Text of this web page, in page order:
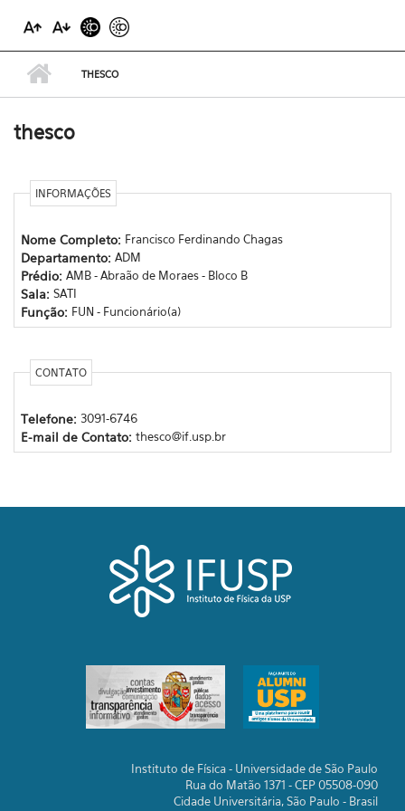
THESCO
thesco
INFORMAÇÕES
Nome Completo: Francisco Ferdinando Chagas
Departamento: ADM
Prédio: AMB - Abraão de Moraes - Bloco B
Sala: SATI
Função: FUN - Funcionário(a)
CONTATO
Telefone: 3091-6746
E-mail de Contato: thesco@if.usp.br
Instituto de Física - Universidade de São Paulo
Rua do Matão 1371 - CEP 05508-090
Cidade Universitária, São Paulo - Brasil